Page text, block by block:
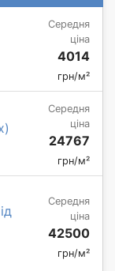
Середня
ціна
4014
грн/м²
Середня
ціна
24767
грн/м²
Середня
ціна
42500
грн/м²